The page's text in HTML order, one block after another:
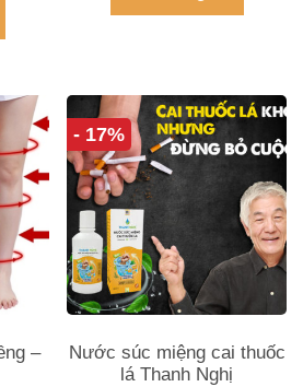
–
- 17%
Nước súc miệng cai thuốc
lá Thanh Nghị